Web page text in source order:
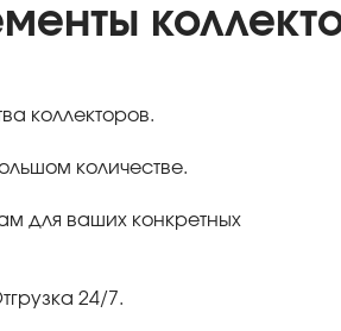
коллекторов.
количестве.
для ваших конкретных
24/7.